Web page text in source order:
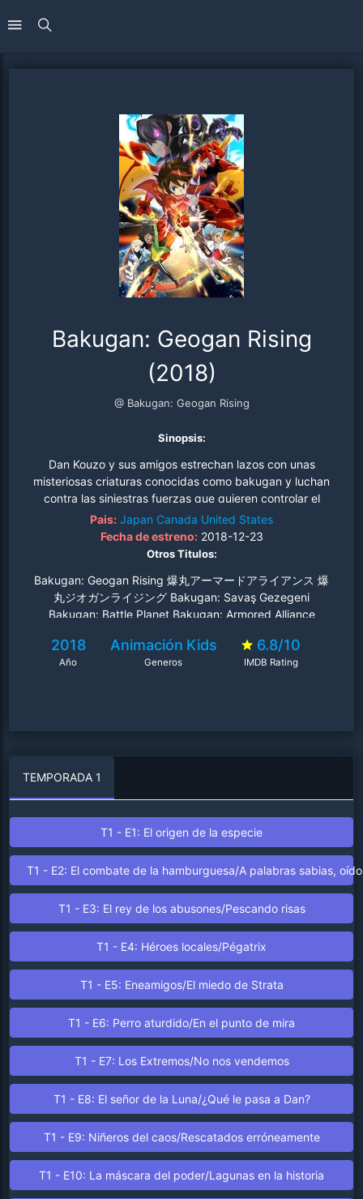
Bakugan: Geogan Rising
(2018)
@ Bakugan: Geogan Rising
Sinopsis:
Dan Kouzo y sus amigos estrechan lazos con unas
misteriosas criaturas conocidas como bakugan y luchan
contra las siniestras fuerzas que quieren controlar el
mundo..
Pais: Japan Canada United States
Fecha de estreno:2018-12-23
Otros Titulos:
Bakugan: Geogan Rising 爆丸アーマードアライアンス 爆
丸ジオガンライジング Bakugan: Savaş Gezegeni
Bakugan: Battle Planet Bakugan: Armored Alliance
2018
Año
Animación Kids
Generos
6.8/10
IMDB Rating
TEMPORADA 1
T1 - E1: El origen de la especie
T1 - E2: El combate de la hamburguesa/A palabras sabias,
T1 - E3: El rey de los abusones/Pescando risas
T1 - E4: Héroes locales/Pégatrix
T1 - E5: Eneamigos/El miedo de Strata
T1 - E6: Perro aturdido/En el punto de mira
T1 - E7: Los Extremos/No nos vendemos
T1 - E8: El señor de la Luna/¿Qué le pasa a Dan?
T1 - E9: Niñeros del caos/Rescatados erróneamente
T1 - E10: La máscara del poder/Lagunas en la historia